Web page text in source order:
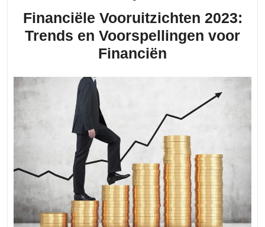
Financiële Vooruitzichten 2023:
Trends en Voorspellingen voor
Financiën
Trends
en
voor
Financiën